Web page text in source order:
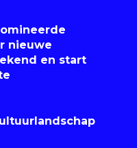
nieuwe
en start